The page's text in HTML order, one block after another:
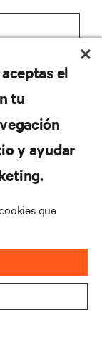
el
tu
y ayudar
que